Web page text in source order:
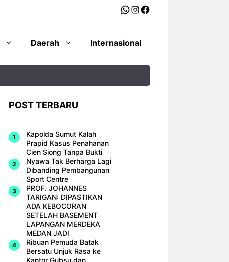
WhatsApp
Instagram
Facebook
Daerah Internasional
POST TERBARU
Kapolda Sumut Kalah
Prapid Kasus Penahanan
Cien Siong Tanpa Bukti
Nyawa Tak Berharga Lagi
Dibanding Pembangunan
Sport Centre
PROF. JOHANNES
TARIGAN: DIPASTIKAN
ADA KEBOCORAN
SETELAH BASEMENT
LAPANGAN MERDEKA
MEDAN JADI
Ribuan Pemuda Batak
Bersatu Unjuk Rasa ke
Kantor Gubsu dan